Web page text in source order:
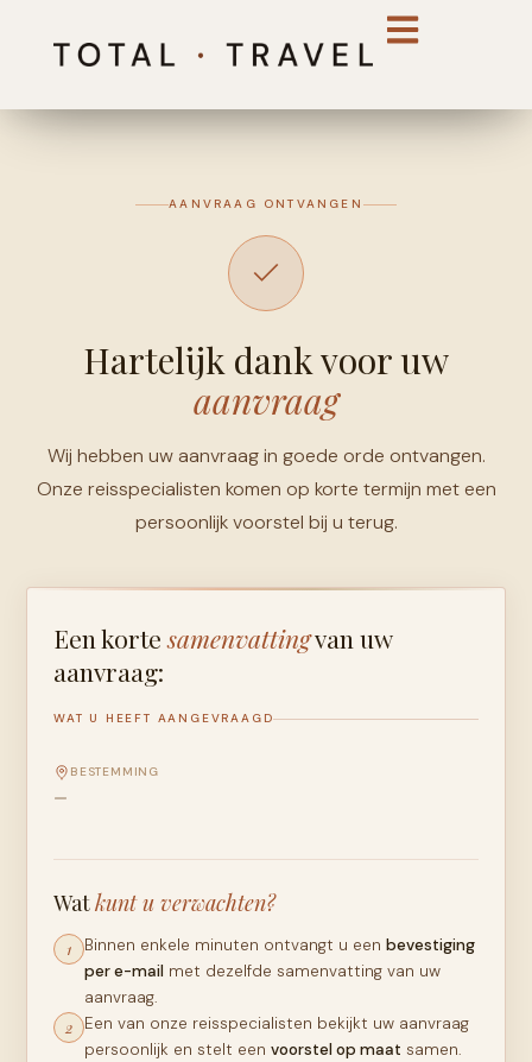
AANVRAAG ONTVANGEN
Hartelijk dank voor uw
aanvraag
Wij hebben uw aanvraag in goede orde ontvangen.
Onze reisspecialisten komen op korte termijn met een
persoonlijk voorstel bij u terug.
Een kortesamenvattingvan uw
aanvraag:
WAT U HEEFT AANGEVRAAGD
BESTEMMING
—
Watkunt u verwachten?
1 Binnen enkele minuten ontvangt u een bevestiging
per e-mail met dezelfde samenvatting van uw
aanvraag.
2
Een van onze reisspecialisten bekijkt uw aanvraag
persoonlijk en stelt een voorstel op maat samen.